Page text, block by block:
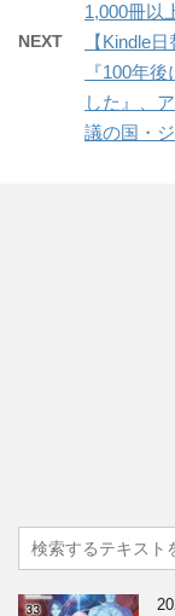
1,000冊以
NEXT
【Kindle
『100年
した』、
議の国・